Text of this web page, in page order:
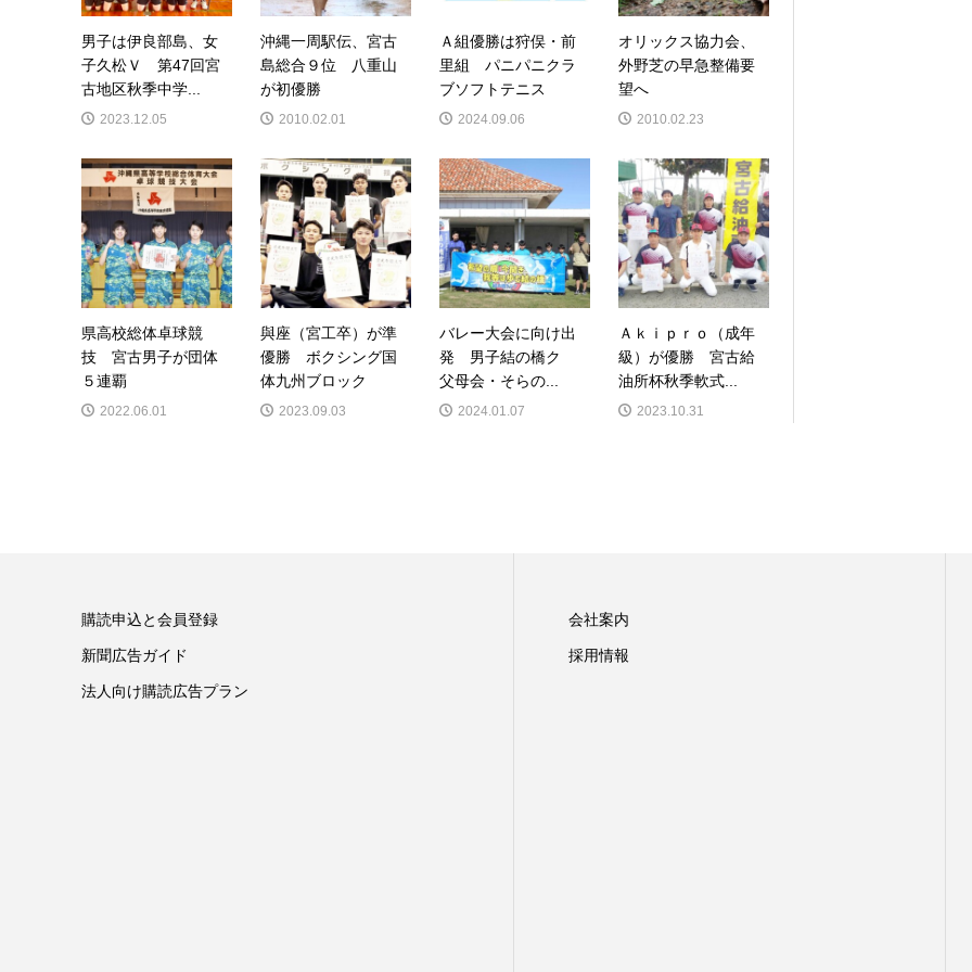
男子は伊良部島、女
子久松Ｖ 第47回宮
古地区秋季中学...
2023.12.05
沖縄一周駅伝、宮古
島総合９位 八重山
が初優勝
2010.02.01
Ａ組優勝は狩俣・前
里組 パニパニクラ
ブソフトテニス
2024.09.06
オリックス協力会、
外野芝の早急整備要
望へ
2010.02.23
県高校総体卓球競
技 宮古男子が団体
５連覇
2022.06.01
與座（宮工卒）が準
優勝 ボクシング国
体九州ブロック
2023.09.03
バレー大会に向け出
発 男子結の橋ク
父母会・そらの...
2024.01.07
Ａｋｉｐｒｏ（成年
級）が優勝 宮古給
油所杯秋季軟式...
2023.10.31
購読申込と会員登録
新聞広告ガイド
法人向け購読広告プラン
会社案内
採用情報